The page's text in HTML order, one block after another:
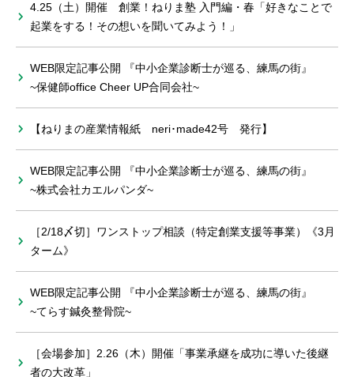
4.25（土）開催 創業！ねりま塾 入門編・春「好きなことで
起業をする！その想いを聞いてみよう！」
WEB限定記事公開 『中小企業診断士が巡る、練馬の街』
~保健師office Cheer UP合同会社~
【ねりまの産業情報紙 neri･made42号 発行】
WEB限定記事公開 『中小企業診断士が巡る、練馬の街』
~株式会社カエルパンダ~
［2/18〆切］ワンストップ相談（特定創業支援等事業）《3月
ターム》
WEB限定記事公開 『中小企業診断士が巡る、練馬の街』
~てらす鍼灸整骨院~
［会場参加］2.26（木）開催「事業承継を成功に導いた後継
者の大改革」